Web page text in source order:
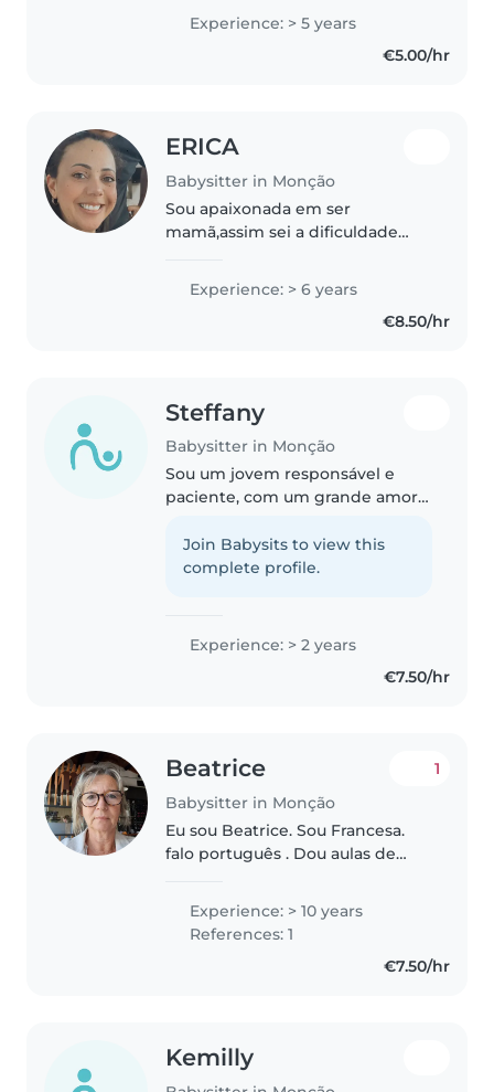
experiência a cuidar de crianças
pequenas e em idade pré-
Experience: > 5 years
€5.00/hr
ERICA
Babysitter in Monção
Sou apaixonada em ser
mamã,assim sei a dificuldade
eu cuido do seu filho como se
fosse a minha. Gosto de tudo
Experience: > 6 years
€8.50/hr
Steffany
Babysitter in Monção
Sou um jovem responsável e
paciente, com um grande amor
para cuidar de crianças em idade
escolar no meu local. Falo o
Join Babysits to view this
complete profile.
Experience: > 2 years
€7.50/hr
Beatrice
Babysitter in Monção
1
Eu sou Beatrice. Sou Francesa.
falo português . Dou aulas de
formação de educadora de
crianças . Tenho expérienças
com crianças de varias idades
Experience: > 10 years
References: 1
€7.50/hr
Kemilly